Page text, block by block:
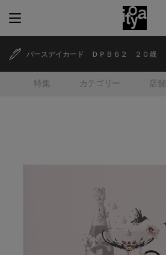
特集 カテゴリー 店舗
バースデイカード ＤＰＢ６２ ２０歳